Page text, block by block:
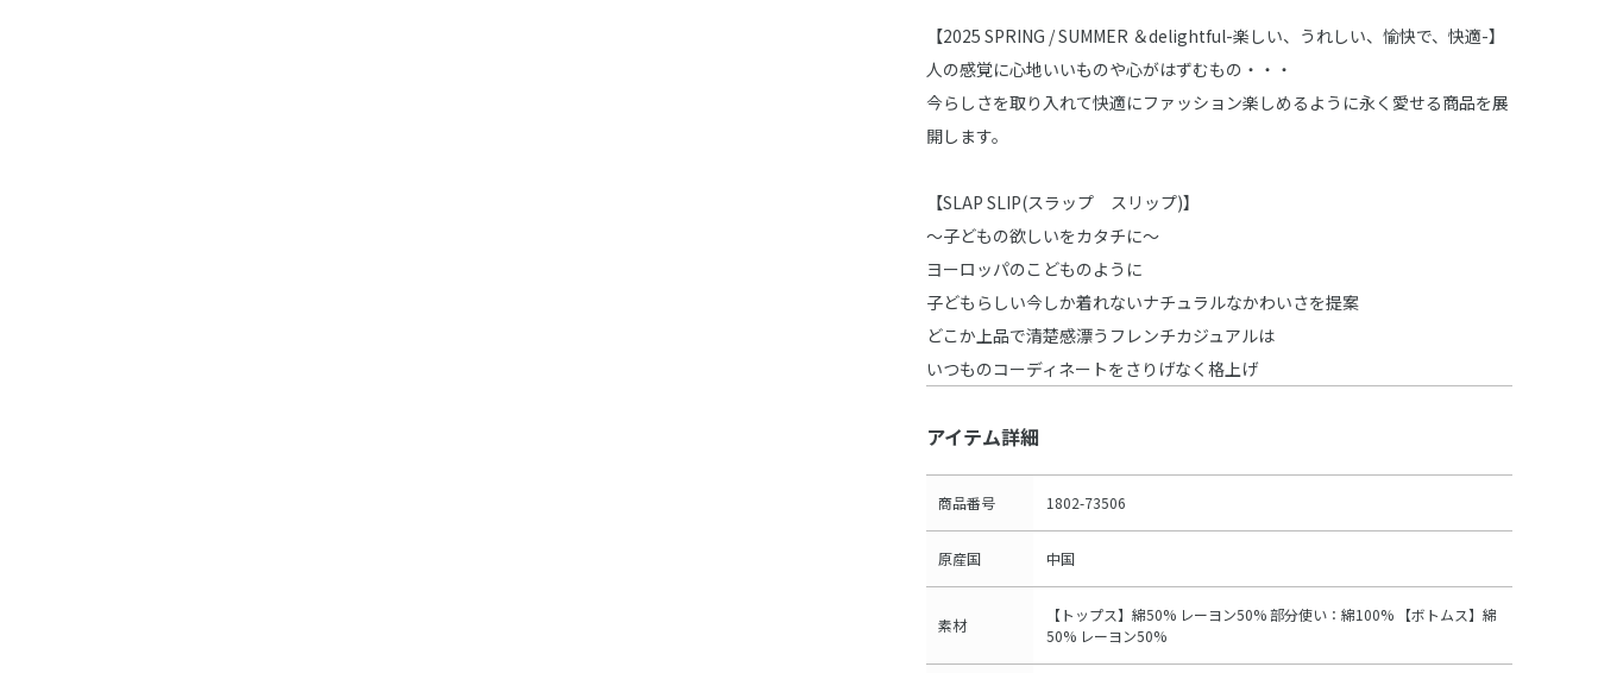
【2025 SPRING / SUMMER ＆delightful-楽しい、うれしい、愉快で、快適-】
人の感覚に心地いいものや心がはずむもの・・・
今らしさを取り入れて快適にファッション楽しめるように永く愛せる商品を展
開します。
【SLAP SLIP(スラップ スリップ)】
～子どもの欲しいをカタチに～
ヨーロッパのこどものように
子どもらしい今しか着れないナチュラルなかわいさを提案
どこか上品で清楚感漂うフレンチカジュアルは
いつものコーディネートをさりげなく格上げ
アイテム詳細
商品番号 1802-73506
原産国 中国
素材
【トップス】綿50% レーヨン50% 部分使い：綿100% 【ボトムス】綿
50% レーヨン50%